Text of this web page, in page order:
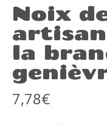
Noix
la
7,78€